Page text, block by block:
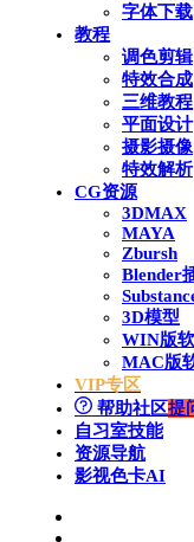
字体下载
教程
调色剪辑
特效合成
三维教程
平面设计
摄影摄像
特效解析
CG资源
3DMAX
MAYA
Zbursh
Blender
3D模型
WIN版
MAC版
VIP专区
帮助社区提
自习室技能
资源导航
影视色卡AI